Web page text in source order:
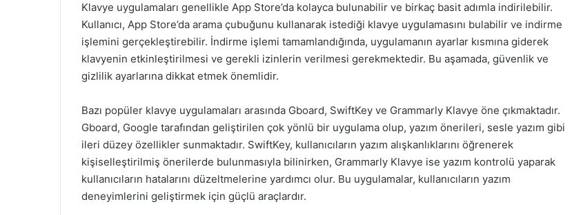
Klavye uygulamaları genellikle App Store’da kolayca bulunabilir ve birkaç basit adımla indirilebilir.
Kullanıcı, App Store’da arama çubuğunu kullanarak istediği klavye uygulamasını bulabilir ve indirme
işlemini gerçekleştirebilir. İndirme işlemi tamamlandığında, uygulamanın ayarlar kısmına giderek
klavyenin etkinleştirilmesi ve gerekli izinlerin verilmesi gerekmektedir. Bu aşamada, güvenlik ve
gizlilik ayarlarına dikkat etmek önemlidir.
Bazı popüler klavye uygulamaları arasında Gboard, SwiftKey ve Grammarly Klavye öne çıkmaktadır.
Gboard, Google tarafından geliştirilen çok yönlü bir uygulama olup, yazım önerileri, sesle yazım gibi
ileri düzey özellikler sunmaktadır. SwiftKey, kullanıcıların yazım alışkanlıklarını öğrenerek
kişiselleştirilmiş önerilerde bulunmasıyla bilinirken, Grammarly Klavye ise yazım kontrolü yaparak
kullanıcıların hatalarını düzeltmelerine yardımcı olur. Bu uygulamalar, kullanıcıların yazım
deneyimlerini geliştirmek için güçlü araçlardır.